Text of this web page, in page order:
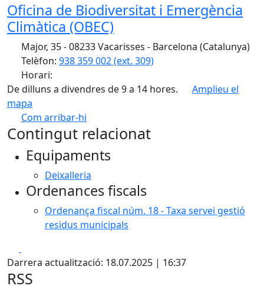
Oficina de Biodiversitat i Emergència
Climàtica (OBEC)
Major, 35 - 08233 Vacarisses - Barcelona (Catalunya)
Telèfon: 938 359 002 (ext. 309)
Horari:
De dilluns a divendres de 9 a 14 hores.
Amplieu el
mapa
Com arribar-hi
+
Contingut relacionat
Equipaments
Deixalleria
Ordenances fiscals
Ordenança fiscal núm. 18 - Taxa servei gestió
residus municipals
Darrera actualització: 18.07.2025 | 16:37
RSS